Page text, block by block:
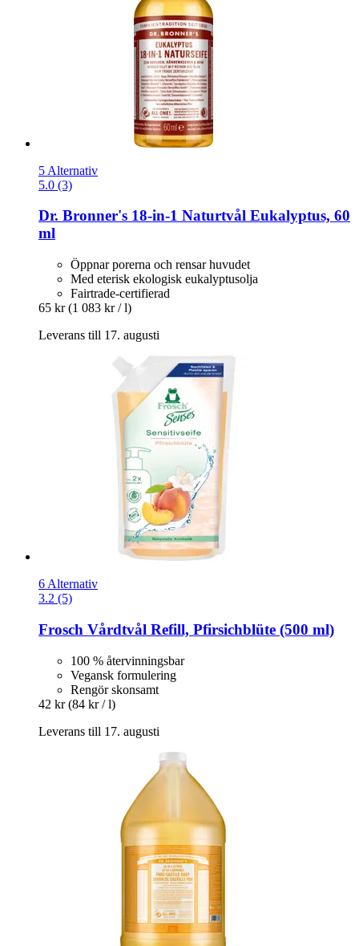
5 Alternativ
5.0 (3)
Dr. Bronner's 18-​in-​1 Naturtvål Eukalyptus, 60
ml
Öppnar porerna och rensar huvudet
Med eterisk ekologisk eukalyptusolja
Fairtrade-certifierad
65 kr (1 083 kr / l)
Leverans till 17. augusti
6 Alternativ
3.2 (5)
Frosch Vårdtvål Refill, Pfirsichblüte (500 ml)
100 % återvinningsbar
Vegansk formulering
Rengör skonsamt
42 kr (84 kr / l)
Leverans till 17. augusti